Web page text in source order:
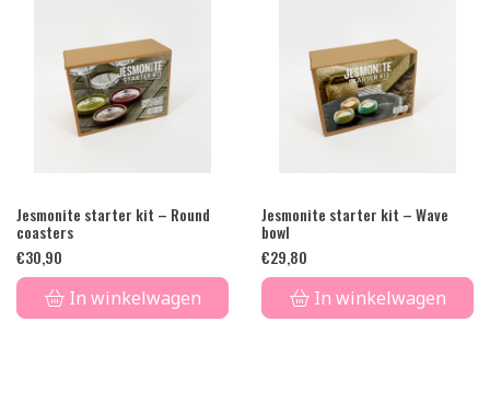
Jesmonite starter kit – Round
coasters
€30,90
In winkelwagen
Jesmonite starter kit – Wave
bowl
€29,80
In winkelwagen